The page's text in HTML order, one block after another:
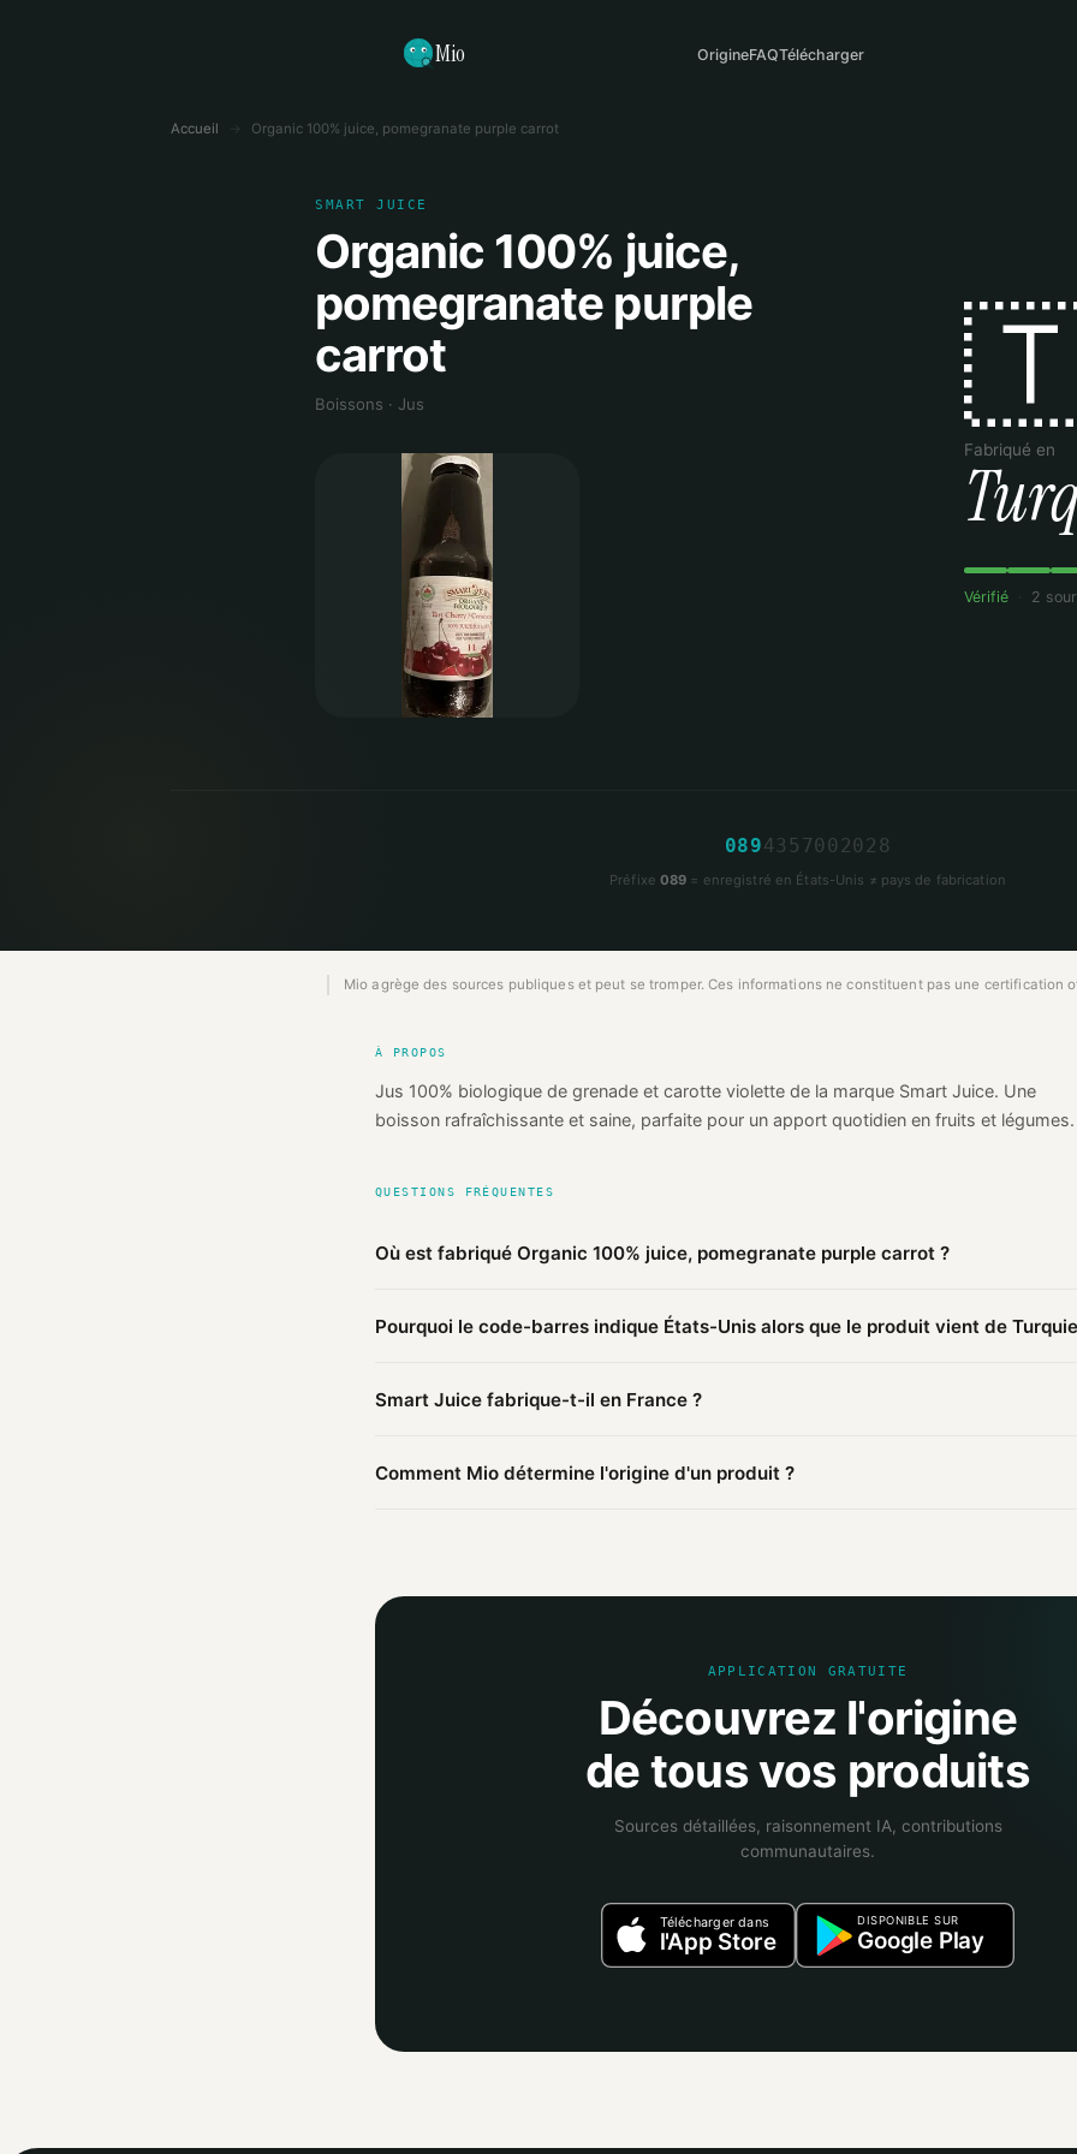
Mio OrigineFAQTélécharger
Accueil Organic 100% juice, pomegranate purple carrot
SMART JUICE
Organic 100% juice,
pomegranate purple
carrot
Boissons · Jus
Fabriqué en
Vérifié 2
08943 5 70 0 20 2 8
Préfixe089 = enregistré en États-Unis ≠ pays de fabrication
Mio agrège des sources publiques et peut se tromper. Ces informations ne constituent pas une certification
À PROPOS
Jus 100% biologique de grenade et carotte violette de la marque Smart Juice. Une
boisson rafraîchissante et saine, parfaite pour un apport quotidien en fruits et légumes.
QUESTIONS FRÉQUENTES
Où est fabriqué Organic 100% juice, pomegranate purple carrot ?
Smart Juice est fabriqué enTurquie(vérifié). Cette information est basée sur 2 sources
Pourquoi le code-barres indique États-Unis alors que le produit vient de
Une marque enregistrée en États-Unis peut faire fabriquer en Turquie.
Smart Juice fabrique-t-il en France ?
ailleurs.
Comment Mio détermine l'origine d'un produit ?
APPLICATION GRATUITE
Découvrez l'origine
de tous vos produits
Sources détaillées, raisonnement IA, contributions
communautaires.
Télécharger dans
l'App Store
DISPONIBLE SUR
Google Play